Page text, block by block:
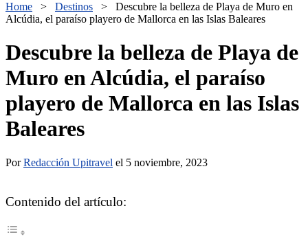
Home > Destinos > Descubre la belleza de Playa de Muro en
Alcúdia, el paraíso playero de Mallorca en las Islas Baleares
Descubre la belleza de Playa de
Muro en Alcúdia, el paraíso
playero de Mallorca en las Islas
Baleares
PorRedacción Upitravel el 5 noviembre, 2023
Contenido del artículo: